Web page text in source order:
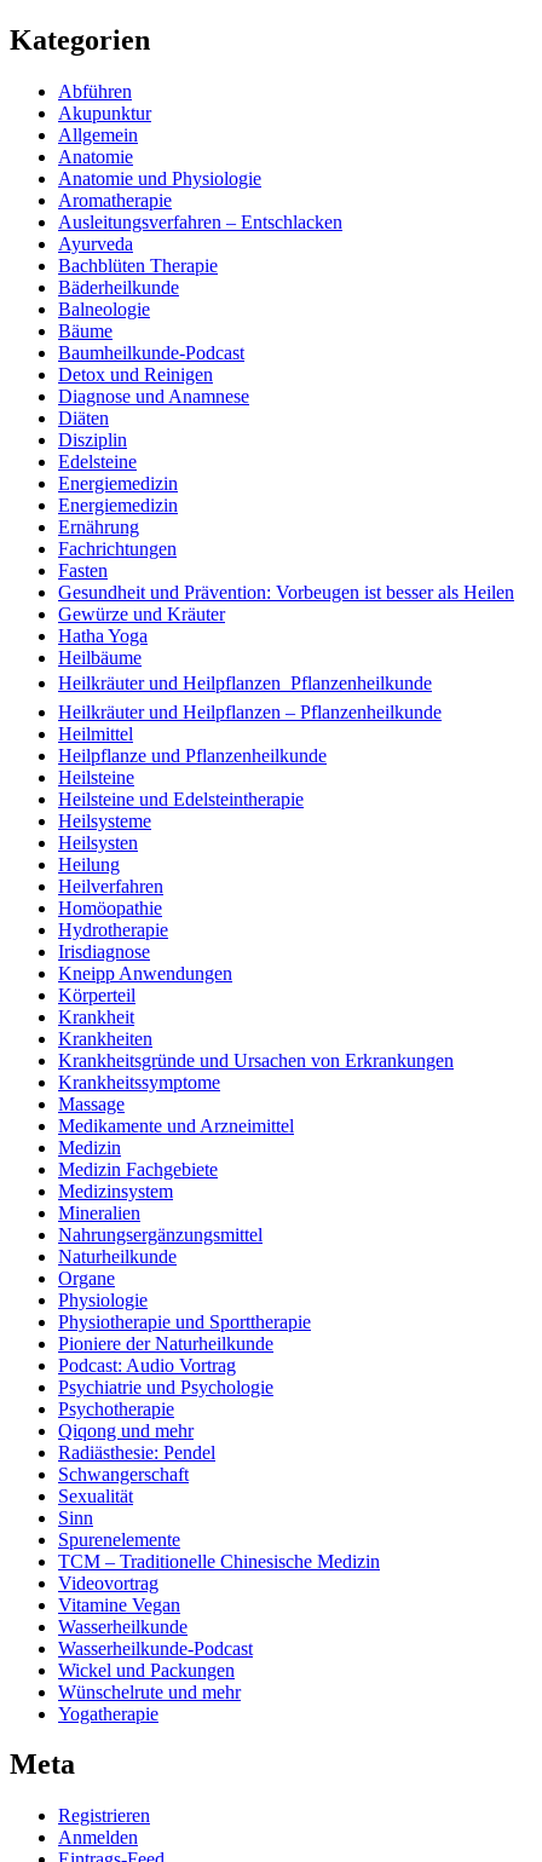
Kategorien
Abführen
Akupunktur
Allgemein
Anatomie
Anatomie und Physiologie
Aromatherapie
Ausleitungsverfahren – Entschlacken
Ayurveda
Bachblüten Therapie
Bäderheilkunde
Balneologie
Bäume
Baumheilkunde-Podcast
Detox und Reinigen
Diagnose und Anamnese
Diäten
Disziplin
Edelsteine
Energiemedizin
Energiemedizin
Ernährung
Fachrichtungen
Fasten
Gesundheit und Prävention: Vorbeugen ist besser als Heilen
Gewürze und Kräuter
Hatha Yoga
Heilbäume
Heilkräuter und Heilpflanzen  Pflanzenheilkunde
Heilkräuter und Heilpflanzen – Pflanzenheilkunde
Heilmittel
Heilpflanze und Pflanzenheilkunde
Heilsteine
Heilsteine und Edelsteintherapie
Heilsysteme
Heilsysten
Heilung
Heilverfahren
Homöopathie
Hydrotherapie
Irisdiagnose
Kneipp Anwendungen
Körperteil
Krankheit
Krankheiten
Krankheitsgründe und Ursachen von Erkrankungen
Krankheitssymptome
Massage
Medikamente und Arzneimittel
Medizin
Medizin Fachgebiete
Medizinsystem
Mineralien
Nahrungsergänzungsmittel
Naturheilkunde
Organe
Physiologie
Physiotherapie und Sporttherapie
Pioniere der Naturheilkunde
Podcast: Audio Vortrag
Psychiatrie und Psychologie
Psychotherapie
Qiqong und mehr
Radiästhesie: Pendel
Schwangerschaft
Sexualität
Sinn
Spurenelemente
TCM – Traditionelle Chinesische Medizin
Videovortrag
Vitamine Vegan
Wasserheilkunde
Wasserheilkunde-Podcast
Wickel und Packungen
Wünschelrute und mehr
Yogatherapie
Meta
Registrieren
Anmelden